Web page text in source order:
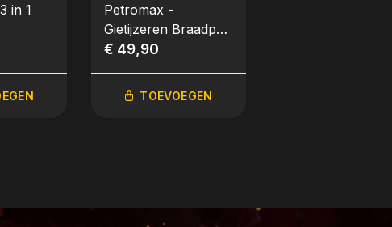
in 1
Petromax -
Gietijzeren Braadpan
Gevogelte 30cm
€ 49,90
TOEVOEGEN